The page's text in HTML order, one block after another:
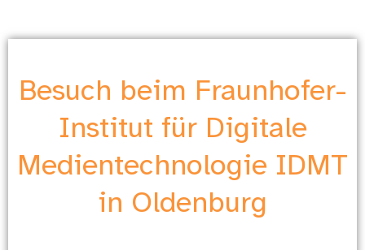
Besuch beim Fraunhofer-
Institut für Digitale
Medientechnologie IDMT
in Oldenburg